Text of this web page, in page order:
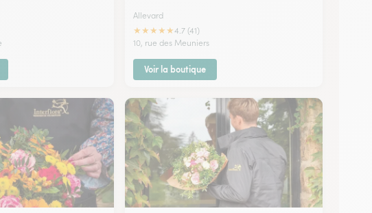
Allevard
★★★★★4.7 (41)
10, rue des Meuniers
Voir la boutique